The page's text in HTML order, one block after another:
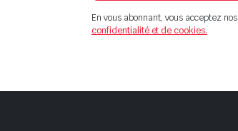
En vous abonnant, vous acceptez nos
confidentialité et de cookies.